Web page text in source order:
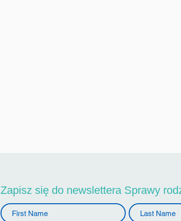
Zapisz się do newslettera Sprawy